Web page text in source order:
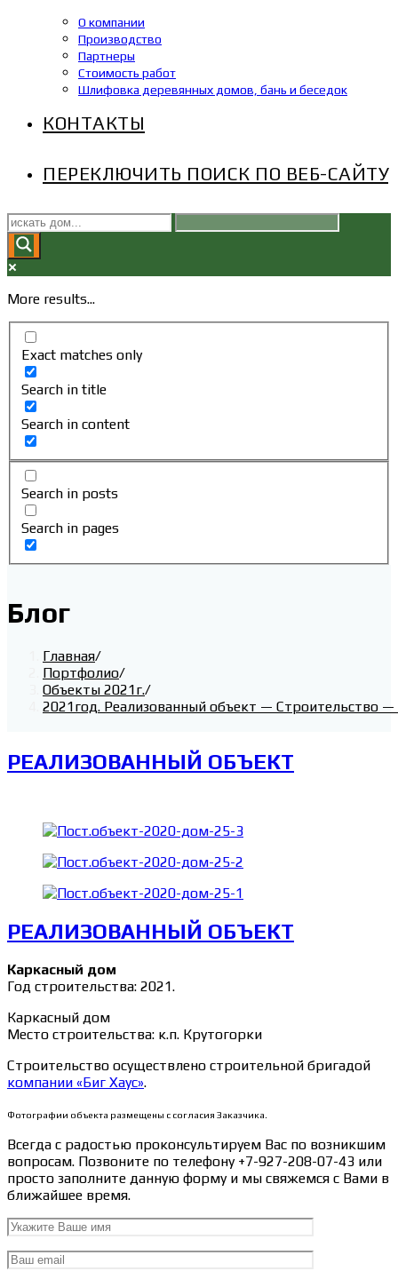
О компании
Производство
Партнеры
Стоимость работ
Шлифовка деревянных домов, бань и беседок
КОНТАКТЫ
ПЕРЕКЛЮЧИТЬ ПОИСК ПО ВЕБ-САЙТУ
More results...
Exact matches only
Search in title
Search in content
Search in posts
Search in pages
Блог
Главная/
Портфолио/
Объекты 2021г./
2021год. Реализованный объект — Строительство
РЕАЛИЗОВАННЫЙ ОБЪЕКТ
РЕАЛИЗОВАННЫЙ ОБЪЕКТ
Каркасный дом
Год строительства: 2021.
Каркасный дом
Место строительства: к.п. Крутогорки
Строительство осуществлено строительной бригадой
компании «Биг Хаус».
Фотографии объекта размещены с согласия Заказчика.
Всегда с радостью проконсультируем Вас по возникшим
вопросам. Позвоните по телефону +7-927-208-07-43 или
просто заполните данную форму и мы свяжемся с Вами в
ближайшее время.